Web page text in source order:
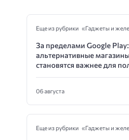
Еще из рубрики «Гаджеты и
За пределами Google
альтернативные
становятся важнее для
06 августа
Еще из рубрики «Гаджеты и